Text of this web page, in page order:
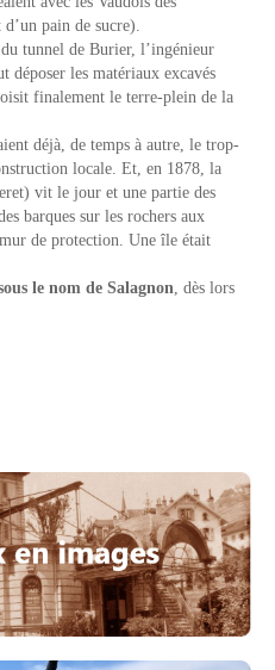
pain de sucre).
tunnel de Burier, l’ingénieur
déposer les matériaux excavés
finalement le terre-plein de la
déjà, de temps à autre, le trop-
locale. Et, en 1878, la
vit le jour et une partie des
barques sur les rochers aux
de protection. Une île était
le nom de Salagnon , dès lors